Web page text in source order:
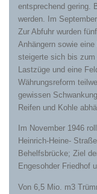
entsprechend gering.
werden. Im
Zur Abfuhr wurden
Anhängern sowie
steigerte sich bis zum
Lastzüge und eine
Währungsreform
gewissen
Reifen und Kohle
Im November 1946
Heinrich-Heine-
Behelfsbrücke; Ziel
Engesohder Friedhof
Von 6,5 Mio. m3